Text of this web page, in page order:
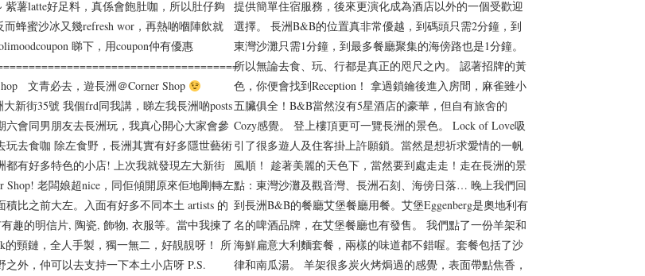
紫薯latte好足料，真係會飽肚咖，所以肚仔夠
而蜂蜜沙冰又幾refresh wor，再熱啲嗰陣飲就
睇下，用coupon仲有優惠
文青必去，遊長洲＠Corner Shop
大新街35號 我個frd同我講，睇左我長洲啲posts
六會同男朋友去長洲玩，我真心開心大家會參
玩去食咖 除左食野，長洲其實有好多隱世藝術
都有好多特色的小店! 上次我就發現左大新街
Shop! 老闆娘超nice，同佢傾開原來佢地剛轉左
積比之前大左。入面有好多不同本土 artists 的
趣的明信片, 陶瓷, 飾物, 衣服等。當中我揀了
的頸鏈，全人手製，獨一無二，好靚靚呀！ 所
之外，仲可以去支持一下本土小店呀 P.S.
提供簡單住宿服務，後來更演化成為酒店以外的一個受歡迎
選擇。 長洲B&B的位置真非常優越，到碼頭只需2分鐘，到
東灣沙灘只需1分鐘，到最多餐廳聚集的海傍路也是1分鐘。
所以無論去食、玩、行都是真正的咫尺之內。 認著招牌的黃
色，你便會找到Reception！ 拿過鎖鑰後進入房間，麻雀雖小
五臟俱全！B&B當然沒有5星酒店的豪華，但自有旅舍的
Cozy感覺。 登上樓頂更可一覽長洲的景色。 Lock of Love吸
引了很多遊人及住客掛上許願鎖。當然是想祈求愛情的一帆
風順！ 趁著美麗的天色下，當然要到處走走！走在長洲的景
點：東灣沙灘及觀音灣、長洲石刻、海傍日落… 晚上我們回
到長洲B&B的餐廳艾堡餐廳用餐。艾堡Eggenberg是奧地利有
名的啤酒品牌，在艾堡餐廳也有發售。 我們點了一份羊架和
海鮮扁意大利麵套餐，兩樣的味道都不錯喔。套餐包括了沙
律和南瓜湯。 羊架很多炭火烤焗過的感覺，表面帶點焦香，